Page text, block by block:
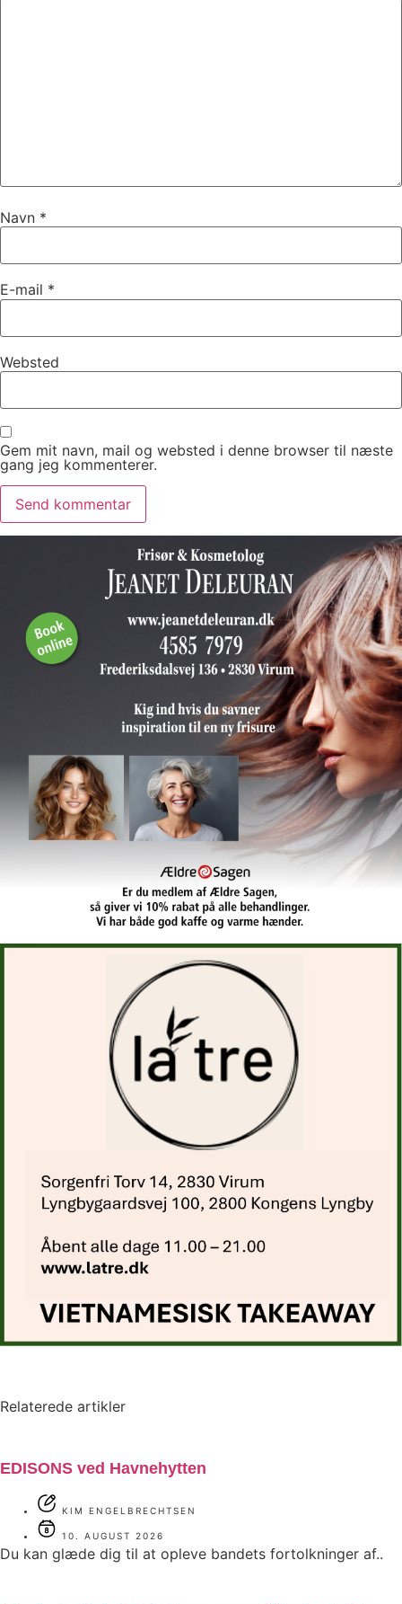
Navn *
E-mail *
Websted
Gem mit navn, mail og websted i denne browser til næste
gang jeg kommenterer.
Relaterede artikler
EDISONS ved Havnehytten
KIM ENGELBRECHTSEN
10. AUGUST 2026
Du kan glæde dig til at opleve bandets fortolkninger af..